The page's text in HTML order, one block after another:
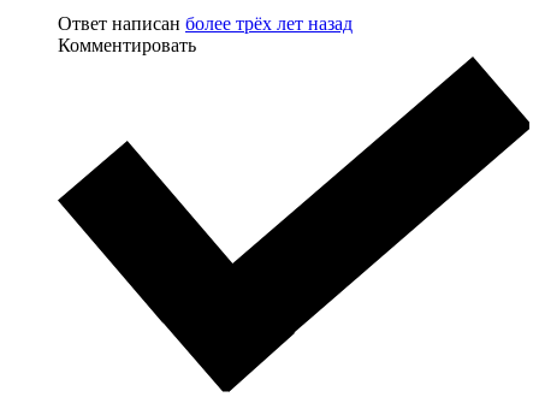
Ответ написан более трёх лет назад
Комментировать